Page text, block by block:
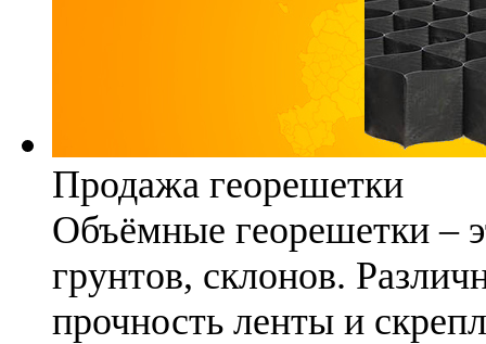
Продажа георешетки
Объёмные георешетки –
грунтов, склонов.
прочность ленты и